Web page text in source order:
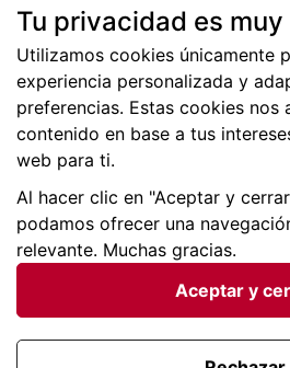
Más de 2 millones de descargas
Condiciones generales |
Tu privacidad es
Utilizamos cookies únicamente
experiencia personalizada y
preferencias. Estas cookies nos
contenido en base a tus
web para ti.
Al hacer clic en "Aceptar y
podamos ofrecer una
relevante. Muchas gracias.
Aceptar y